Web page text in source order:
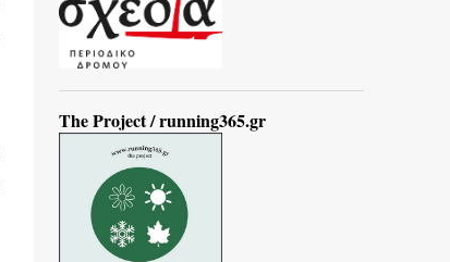
The Project / running365.gr